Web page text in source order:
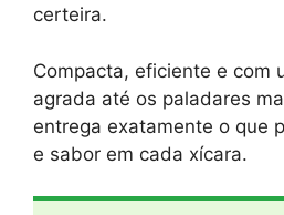
certeira.
Compacta, eficiente e com
agrada até os paladares
entrega exatamente o que
e sabor em cada xícara.